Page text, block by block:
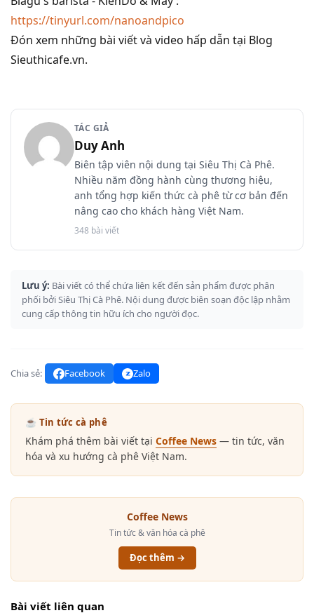
https://tinyurl.com/nanoandpico
Đón xem những bài viết và video hấp dẫn tại Blog
Sieuthicafe.vn.
TÁC GIẢ
Duy Anh
Biên tập viên nội dung tại Siêu Thị Cà Phê.
Nhiều năm đồng hành cùng thương hiệu,
anh tổng hợp kiến thức cà phê từ cơ bản đến
nâng cao cho khách hàng Việt Nam.
348 bài viết
Lưu ý: Bài viết có thể chứa liên kết đến sản phẩm được phân
phối bởi Siêu Thị Cà Phê. Nội dung được biên soạn độc lập nhằm
cung cấp thông tin hữu ích cho người đọc.
Chia sẻ: Facebook Zalo
☕ Tin tức cà phê
Khám phá thêm bài viết tại Coffee News — tin tức, văn
hóa và xu hướng cà phê Việt Nam.
Coffee News
Tin tức & văn hóa cà phê
Đọc thêm →
Bài viết liên quan